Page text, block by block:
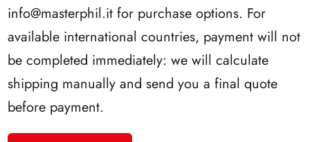
info@masterphil.it for purchase options. For
available international countries, payment will not
be completed immediately: we will calculate
shipping manually and send you a final quote
before payment.